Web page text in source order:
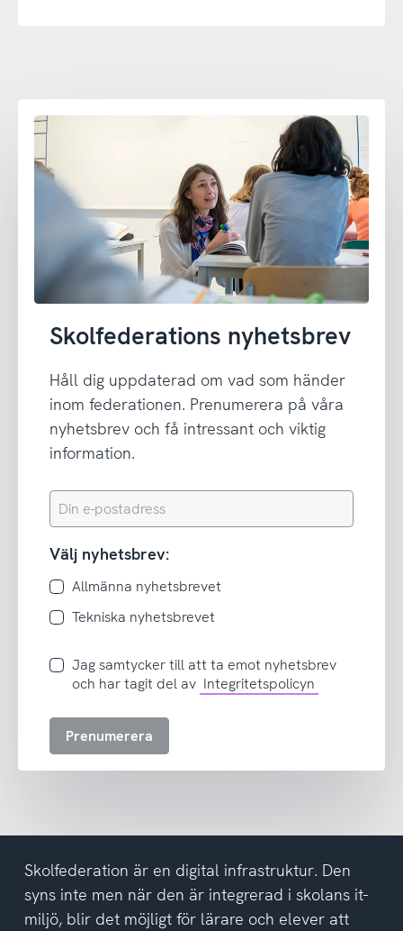
Skolfederations nyhetsbrev
Håll dig uppdaterad om vad som händer
inom federationen. Prenumerera på våra
nyhetsbrev och få intressant och viktig
information.
Din
e-
Välj nyhetsbrev:
Allmänna nyhetsbrevet
Tekniska nyhetsbrevet
Jag
samtycker
att
del
av
integritetspolicyn
Jag samtycker till att ta emot nyhetsbrev
och har tagit del av Integritetspolicyn
Prenumerera
Skolfederation är en digital infrastruktur. Den
syns inte men när den är integrerad i skolans it-
miljö, blir det möjligt för lärare och elever att